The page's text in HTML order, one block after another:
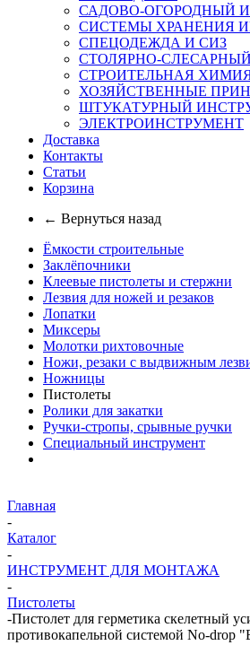
САДОВО-ОГОРОДНЫЙ
СИСТЕМЫ ХРАНЕНИЯ
СПЕЦОДЕЖДА И СИЗ
СТОЛЯРНО-
СТРОИТЕЛЬНАЯ
ХОЗЯЙСТВЕННЫЕ
ШТУКАТУРНЫЙ
ЭЛЕКТРОИНСТРУМЕНТ
Доставка
Контакты
Статьи
Корзина
← Вернуться назад
Ёмкости строительные
Заклёпочники
Клеевые пистолеты и стержни
Лезвия для ножей и резаков
Лопатки
Миксеры
Молотки рихтовочные
Ножи, резаки с выдвижным
Ножницы
Пистолеты
Ролики для закатки
Ручки-стропы, срывные ручки
Специальный инструмент
Главная
-
Каталог
-
ИНСТРУМЕНТ ДЛЯ МОНТАЖА
-
Пистолеты
-Пистолет для герметика скелетный
противокапельной системой No-drop